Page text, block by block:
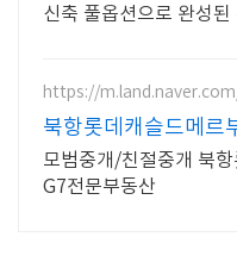
신축 풀옵션으로 완성된
https://
북항롯데캐슬드메르
모범중개/친절중개 북
G7전문부동산